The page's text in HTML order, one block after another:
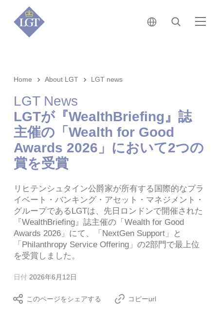
日本 • 日本語
検索
Home About LGT LGT news
LGT News
LGTが『WealthBriefing』誌
主催の「Wealth for Good
Awards 2026」において2つの
賞を受賞
リヒテンシュタイン公爵家が所有する国際的なプラ
イベート・バンキング・アセット・マネジメント・
グループであるLGTは、先日ロンドンで開催された
『WealthBriefing』誌主催の「Wealth for Good
Awards 2026」にて、「NextGen Support」と
「Philanthropy Service Offering」の2部門で最上位
を受賞しました。
日付 2026年6月12日
このページをシェアする コピーurl